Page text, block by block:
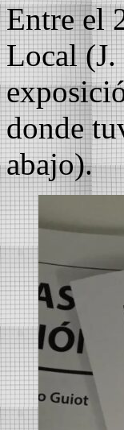
Entre el
Local (J.
donde
abajo).